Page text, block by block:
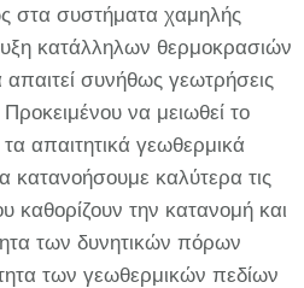
στα συστήματα χαμηλής
κατάλληλων θερμοκρασιών
απαιτεί συνήθως γεωτρήσεις
να μειωθεί το
απαιτητικά γεωθερμικά
κατανοήσουμε καλύτερα τις
καθορίζουν την κατανομή και
των δυνητικών πόρων
των γεωθερμικών πεδίων